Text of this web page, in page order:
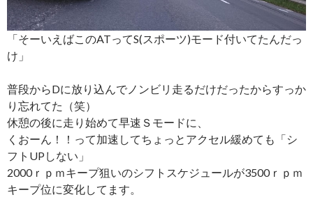
「そーいえばこのATってS(スポーツ)モード付いてたんだっ
け」
普段からDに放り込んでノンビリ走るだけだったからすっか
り忘れてた（笑）
休憩の後に走り始めて早速Ｓモードに、
くおーん！！って加速してちょっとアクセル緩めても「シ
フトUPしない」
2000ｒｐｍキープ狙いのシフトスケジュールが3500ｒｐｍ
キープ位に変化してます。